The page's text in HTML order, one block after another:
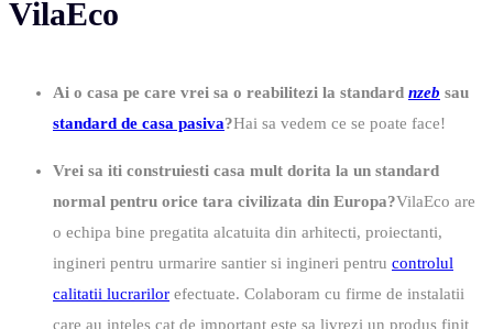
VilaEco
Ai o casa pe care vrei sa o reabilitezi la standard nzeb sau
standard de casa pasiva?Hai sa vedem ce se poate face!
Vrei sa iti construiesti casa mult dorita la un standard
normal pentru orice tara civilizata din Europa?VilaEco are
o echipa bine pregatita alcatuita din arhitecti, proiectanti,
ingineri pentru urmarire santier si ingineri pentru controlul
calitatii lucrarilor efectuate. Colaboram cu firme de instalatii
care au inteles cat de important este sa livrezi un produs finit